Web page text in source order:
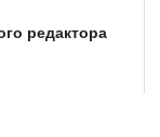
редактора